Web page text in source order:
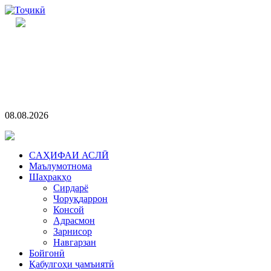
08.08.2026
CАҲИФАИ АСЛӢ
Маълумотнома
Шаҳракҳо
Сирдарё
Чоруқдаррон
Консой
Адрасмон
Зарнисор
Навгарзан
Бойгонӣ
Қабулгоҳи ҷамъиятӣ